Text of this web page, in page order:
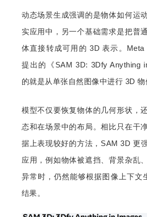
动态场景生成强调的是物体如何运
实应用中，另一个基础需求是把普
体直接转成可用的 3D 表示。Meta
提出的《SAM 3D: 3Dfy Anything
的就是从单张自然图像中进行 3D 物
模型不仅要恢复物体的几何形状，
态和在场景中的布局。相比只在干
据上表现较好的方法，SAM 3D 更
应用，例如物体被遮挡、背景杂乱
异常时，仍然能够根据图像上下文
结果。